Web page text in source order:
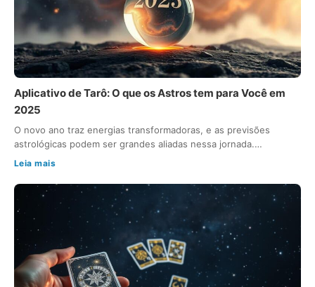
Aplicativo de Tarô: O que os Astros tem para Você em
2025
O novo ano traz energias transformadoras, e as previsões
astrológicas podem ser grandes aliadas nessa jornada.…
Leia mais